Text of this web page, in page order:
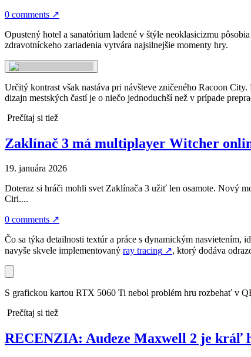
0 comments ↗
Opustený hotel a sanatórium ladené v štýle neoklasicizmu
zdravotníckeho zariadenia vytvára najsilnejšie momenty hry.
Určitý kontrast však nastáva pri návšteve zničeného Racoon
dizajn mestských častí je o niečo jednoduchší než v prípade
Prečítaj si tiež
Zaklínač 3 má multiplayer Witcher
19. januára 2026
Doteraz si hráči mohli svet Zaklínača 3 užiť len osamote. Nový
Ciri....
0 comments ↗
Čo sa týka detailnosti textúr a práce s dynamickým nasvietením,
navyše skvele implementovaný ray tracing ↗, ktorý dodáva
S grafickou kartou RTX 5060 Ti nebol problém hru rozbehať v
Prečítaj si tiež
RECENZIA: Audeze Maxwell 2 je kráľ